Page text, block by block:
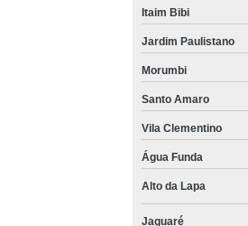
Itaim Bibi
Jardim Paulistano
Morumbi
Santo Amaro
Vila Clementino
Água Funda
Alto da Lapa
Jaguaré